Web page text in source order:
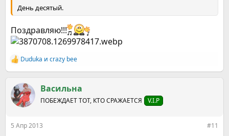
День десятый.
Поздравляю!!!
Р
е
к
ц
и
Duduka и crazy bee
Васильна
ПОБЕЖДАЕТ ТОТ, КТО СРАЖАЕТСЯ V.I.P
5 Апр 2013 #11